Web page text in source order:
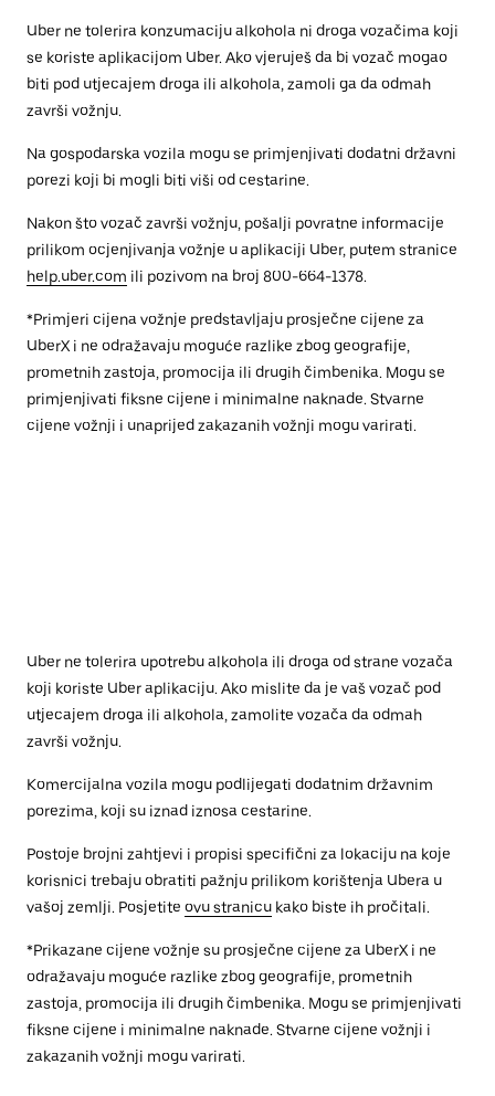
Uber ne tolerira konzumaciju alkohola ni droga vozačima koji
se koriste aplikacijom Uber. Ako vjeruješ da bi vozač mogao
biti pod utjecajem droga ili alkohola, zamoli ga da odmah
završi vožnju.
Na gospodarska vozila mogu se primjenjivati dodatni državni
porezi koji bi mogli biti viši od cestarine.
Nakon što vozač završi vožnju, pošalji povratne informacije
prilikom ocjenjivanja vožnje u aplikaciji Uber, putem stranice
help.uber.com ili pozivom na broj 800-664-1378.
*Primjeri cijena vožnje predstavljaju prosječne cijene za
UberX i ne odražavaju moguće razlike zbog geografije,
prometnih zastoja, promocija ili drugih čimbenika. Mogu se
primjenjivati fiksne cijene i minimalne naknade. Stvarne
cijene vožnji i unaprijed zakazanih vožnji mogu varirati.
Uber ne tolerira upotrebu alkohola ili droga od strane vozača
koji koriste Uber aplikaciju. Ako mislite da je vaš vozač pod
utjecajem droga ili alkohola, zamolite vozača da odmah
završi vožnju.
Komercijalna vozila mogu podlijegati dodatnim državnim
porezima, koji su iznad iznosa cestarine.
Postoje brojni zahtjevi i propisi specifični za lokaciju na koje
korisnici trebaju obratiti pažnju prilikom korištenja Ubera u
vašoj zemlji. Posjetite ovu stranicu kako biste ih pročitali.
*Prikazane cijene vožnje su prosječne cijene za UberX i ne
odražavaju moguće razlike zbog geografije, prometnih
zastoja, promocija ili drugih čimbenika. Mogu se primjenjivati
fiksne cijene i minimalne naknade. Stvarne cijene vožnji i
zakazanih vožnji mogu varirati.